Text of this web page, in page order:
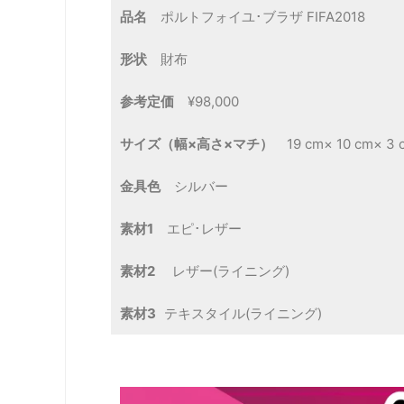
品名 ポルトフォイユ･ブラザ FIFA2018
形状 財布
参考定価 ¥98,000
サイズ（幅×高さ×マチ） 19 cm× 10 cm× 3
金具色シルバー
素材1 エピ･レザー
素材2 レザー(ライニング)
素材3 テキスタイル(ライニング)